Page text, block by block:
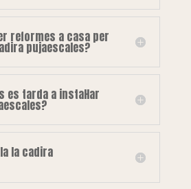
reformes a casa per
pujaescales?
es tarda a instal·lar
la cadira